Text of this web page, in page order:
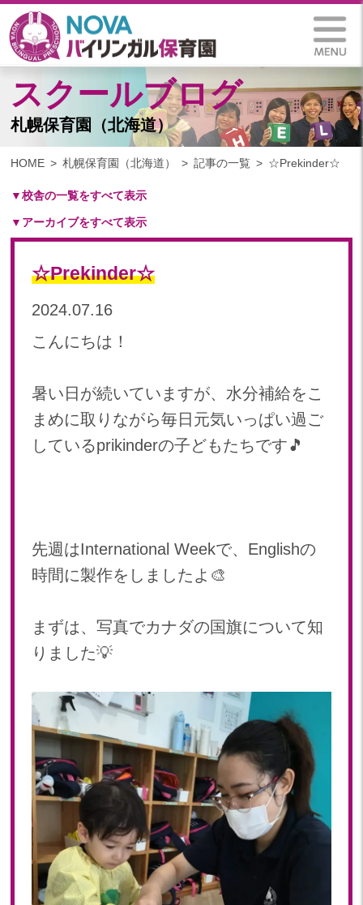
スクールブログ
札幌保育園（北海道）
HOME 札幌保育園（北海道） 記事の一覧 ☆Prekinder☆
▼校舎の一覧をすべて表示
札幌保育園（北海道）
仙台八木山保育園（宮城県）
仙台富沢保育園（宮城県）
つくば西平塚保育園(茨城県)
札幌東雁来保育園(北海道)
▼アーカイブをすべて表示
2025年 03月(1)
2024年 09月(19)
2024年 07月(22)
2024年 06月(20)
2024年 05月(21)
2023
2023年 12月(20)
2023年 10月(21)
2023年 09月(20)
2023年 07月(20)
2023年 06月(22)
2023年 05月(20)
2023年 04月(20)
2023年 03月(22)
2023年 02月(19)
2023年 01月(19)
2022
2022年 12月(20)
☆Prekinder☆
2024.07.16
こんにちは！
暑い日が続いていますが、水分補給をこ
まめに取りながら毎日元気いっぱい過ご
しているprikinderの子どもたちです🎵
先週はInternational Weekで、Englishの
時間に製作をしましたよ🎨
まずは、写真でカナダの国旗について知
りました💡